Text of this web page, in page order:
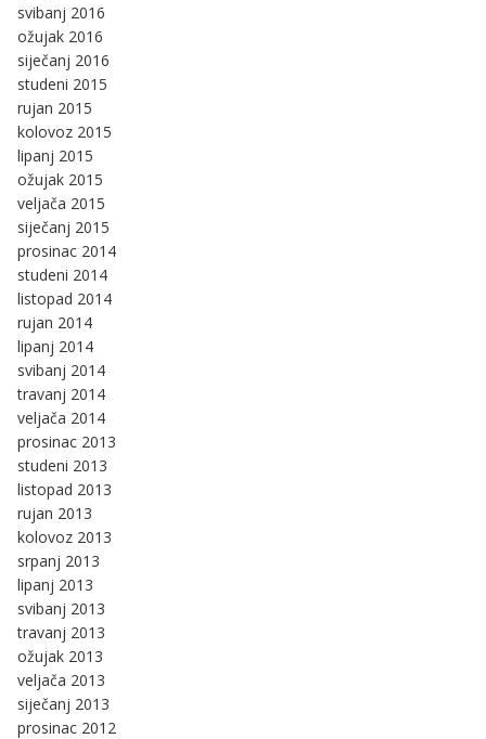
svibanj 2016
ožujak 2016
siječanj 2016
studeni 2015
rujan 2015
kolovoz 2015
lipanj 2015
ožujak 2015
veljača 2015
siječanj 2015
prosinac 2014
studeni 2014
listopad 2014
rujan 2014
lipanj 2014
svibanj 2014
travanj 2014
veljača 2014
prosinac 2013
studeni 2013
listopad 2013
rujan 2013
kolovoz 2013
srpanj 2013
lipanj 2013
svibanj 2013
travanj 2013
ožujak 2013
veljača 2013
siječanj 2013
prosinac 2012